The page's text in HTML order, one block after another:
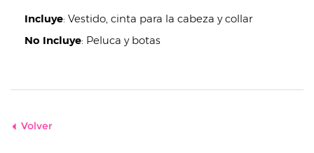
Incluye: Vestido, cinta para la cabeza y collar
No Incluye: Peluca y botas
Volver